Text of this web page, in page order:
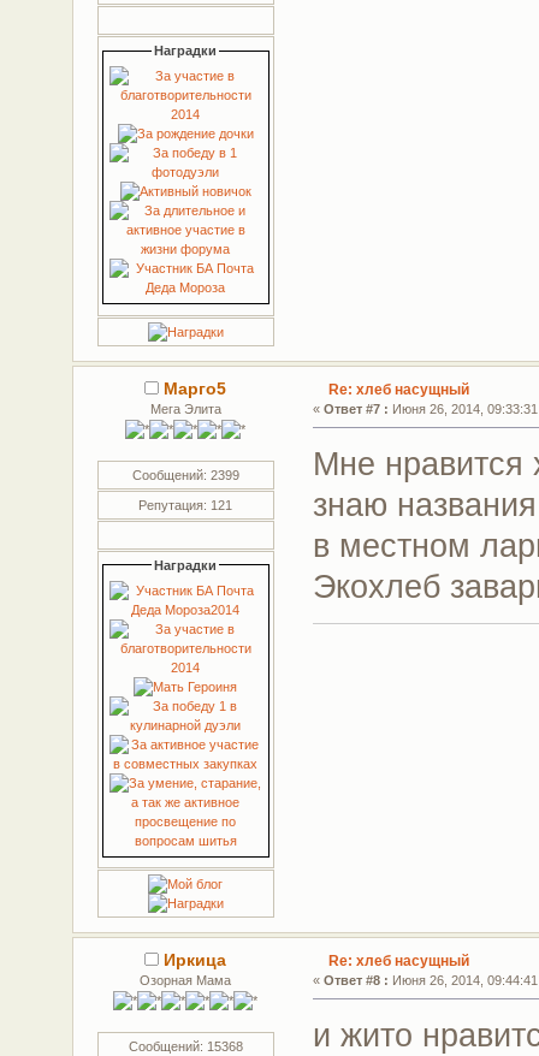
Наградки
Марго5
Мега Элита
Сообщений: 2399
Репутация: 121
Наградки
Re: хлеб насущный
«Ответ #7 : Июня 26, 2014,
Мне нравится
знаю
в местном
Экохлеб
Иркица
Озорная Мама
Сообщений: 15368
Re: хлеб насущный
«Ответ #8 : Июня 26, 2014,
и жито